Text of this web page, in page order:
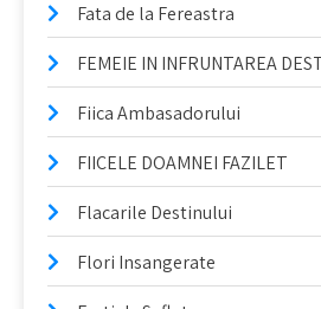
Fata de la Fereastra
FEMEIE IN INFRUNTAREA
Fiica Ambasadorului
FIICELE DOAMNEI FAZILET
Flacarile Destinului
Flori Insangerate